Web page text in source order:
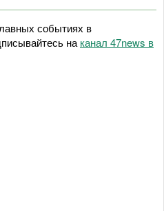
событиях в
на канал 47news в